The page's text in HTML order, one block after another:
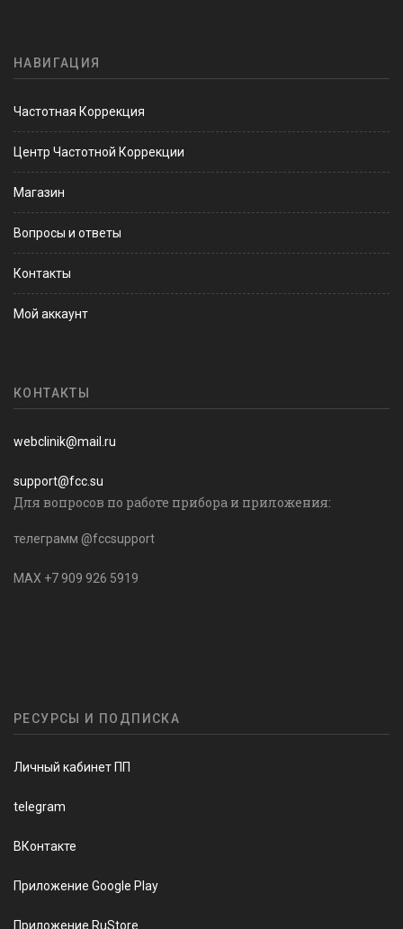
НАВИГАЦИЯ
Частотная Коррекция
Центр Частотной Коррекции
Магазин
Вопросы и ответы
Контакты
Мой аккаунт
КОНТАКТЫ
webclinik@mail.ru
support@fcc.su
Для вопросов по работе прибора и приложения:
телеграмм @fccsupport
MAX +7 909 926 5919
РЕСУРСЫ И ПОДПИСКА
Личный кабинет ПП
telegram
ВКонтакте
Приложение Google Play
Приложение RuStore